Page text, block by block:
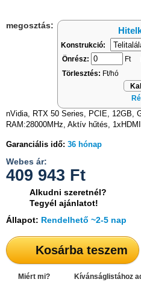
megosztás:
Konstrukció:
Önrész:
Ft
Törlesztés: Ft/hó
nVidia, RTX 50 Series, PCIE, 12GB,
RAM:28000MHz, Aktív hűtés,
Garanciális idő: 36 hónap
Webes ár:
409 943 Ft
Alkudni szeretnél?
Tegyél ajánlatot!
Állapot: Rendelhető ~2-5 nap
Kosárba teszem
Miért mi? Kívánságlistához